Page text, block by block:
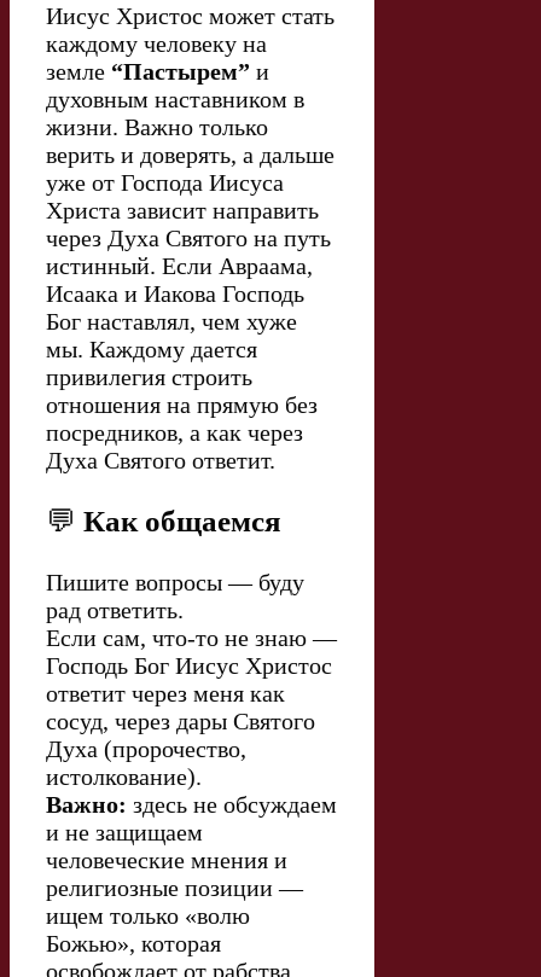
Иисус Христос может стать
каждому человеку на
земле “Пастырем” и
духовным наставником в
жизни. Важно только
верить и доверять, а дальше
уже от Господа Иисуса
Христа зависит направить
через Духа Святого на путь
истинный. Если Авраама,
Исаака и Иакова Господь
Бог наставлял, чем хуже
мы. Каждому дается
привилегия строить
отношения на прямую без
посредников, а как через
Духа Святого ответит.
💬 Как общаемся
Пишите вопросы — буду
рад ответить.
Если сам, что-то не знаю —
Господь Бог Иисус Христос
ответит через меня как
сосуд, через дары Святого
Духа (пророчество,
истолкование).
Важно: здесь не обсуждаем
и не защищаем
человеческие мнения и
религиозные позиции —
ищем только «волю
Божью», которая
освобождает от рабства